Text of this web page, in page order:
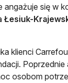
się w
Łesiuk-
klienci
osobom